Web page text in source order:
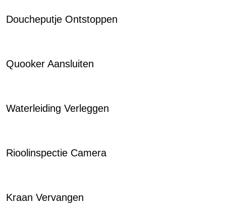
Doucheputje Ontstoppen
Quooker Aansluiten
Waterleiding Verleggen
Rioolinspectie Camera
Kraan Vervangen